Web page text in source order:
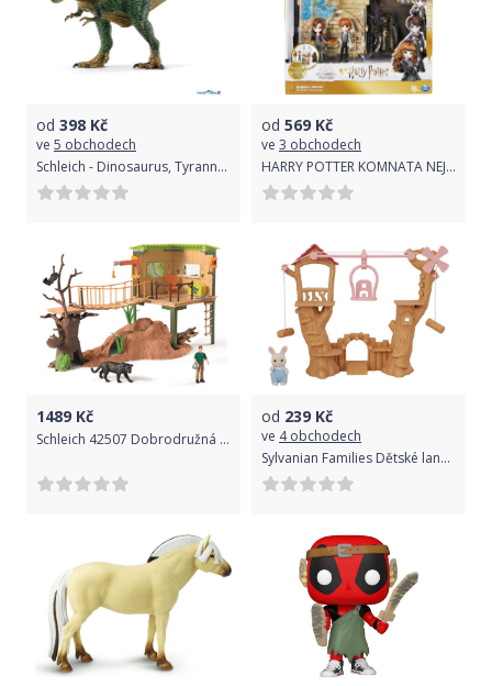
od 398 Kč
ve 5 obchodech
Schleich - Dinosaurus, Tyrannosaurus Rex
od 569 Kč
ve 3 obchodech
HARRY POTTER KOMNATA NEJVYŠŠÍ POTŘEBY S FIGURKAMI
1489 Kč
Schleich 42507 Dobrodružná stanice v džungli
od 239 Kč
ve 4 obchodech
Sylvanian Families Dětské lanové prolézačky 5452